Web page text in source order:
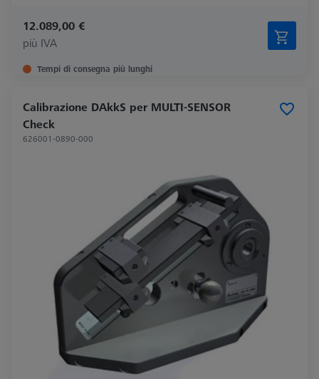
12.089,00 €
più IVA
Tempi di consegna più lunghi
Calibrazione DAkkS per MULTI-SENSOR
Check
626001-0890-000